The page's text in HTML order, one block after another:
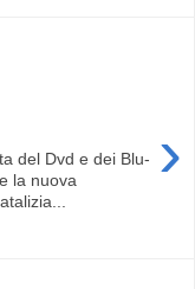
›
del Dvd e dei Blu-
la nuova